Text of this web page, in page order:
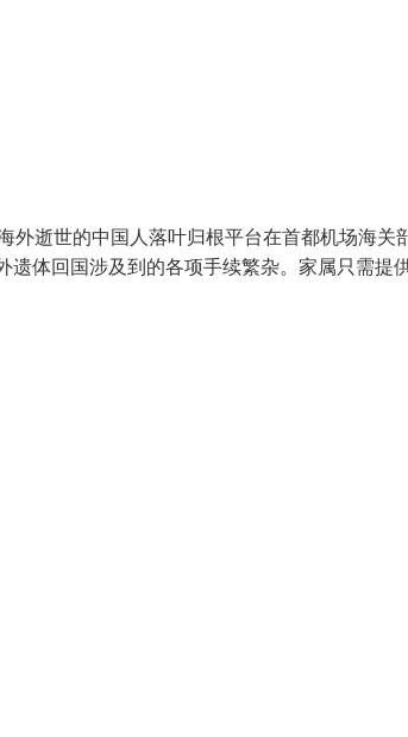
外逝世的中国人落叶归根平台在首都机场海关
体回国涉及到的各项手续繁杂。家属只需提